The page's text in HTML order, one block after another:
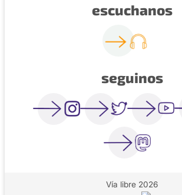
escuchanos
seguinos
Vía libre 2026